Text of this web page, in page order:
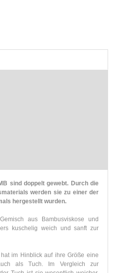
sind doppelt gewebt. Durch die
werden sie zu einer der
hergestellt wurden.
aus Bambusviskose und
kuschelig weich und sanft zur
im Hinblick auf ihre Größe eine
als Tuch. Im Vergleich zur